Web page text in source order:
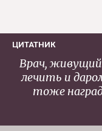
ЦИТАТНИК
Врач,
лечить и
тоже